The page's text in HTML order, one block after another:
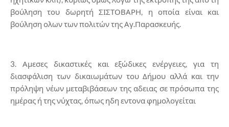
βούληση του δωρητή ΣΙΣΤΟΒΑΡΗ, η οποία είναι και
βούληση ολων των πολιτών της Αγ.Παρασκευής.
3. Αμεσες δικαστικές και εξώδικες ενέργειες, για τη
διασφάλιση των δικαιωμάτων του Δήμου αλλά και την
πρόληψη νέων μεταβιβάσεων της αδειας σε πρόσωπα της
ημέρας ή της νύχτας, όπως ηδη εντονα φημολογείται